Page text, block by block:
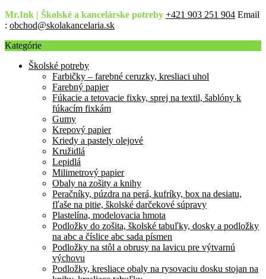
Mr.Ink | Školské a kancelárske potreby +421 903 251 904 Email
: obchod@skolakancelaria.sk
Kategórie
Školské potreby
Farbičky – farebné ceruzky, kresliaci uhol
Farebný papier
Fúkacie a tetovacie fixky, sprej na textil, šablóny k
fúkacím fixkám
Gumy
Krepový papier
Kriedy a pastely olejové
Kružidlá
Lepidlá
Milimetrový papier
Obaly na zošity a knihy
Peračníky, púzdra na perá, kufríky, box na desiatu,
fľaše na pitie, školské darčekové súpravy
Plastelína, modelovacia hmota
Podložky do zošita, školské tabuľky, dosky a podložky
na abc a číslice abc sada písmen
Podložky na stôl a obrusy na lavicu pre výtvarnú
výchovu
Podložky, kresliace obaly na rysovaciu dosku stojan na